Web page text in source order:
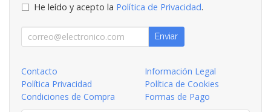
He leído y acepto la Política de Privacidad.
Enviar
Contacto
Información Legal
Política Privacidad
Política de Cookies
Condiciones de Compra
Formas de Pago